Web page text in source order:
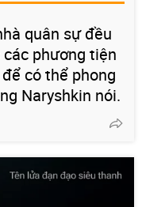
quân sự đều
phương tiện
có thể phong
Naryshkin nói.